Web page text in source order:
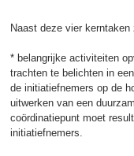
Naast deze vier
* belangrijke activiteiten
trachten te belichten in
de initiatiefnemers op de
uitwerken van een
coördinatiepunt moet
initiatiefnemers.